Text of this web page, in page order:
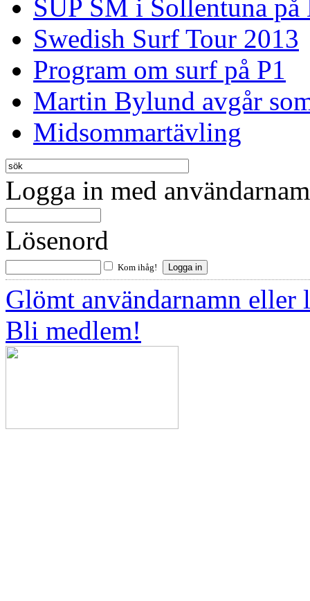
SUP SM i Sollentuna på
Swedish Surf Tour 2013
Program om surf på P1
Martin Bylund avgår
Midsommartävling
Logga in med
Lösenord
Kom ihåg!
Glömt användarnamn eller
Bli medlem!